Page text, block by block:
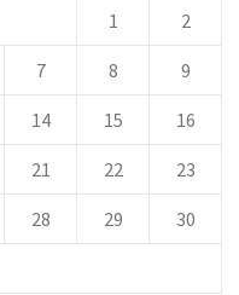
1
2
7 8 9
14 15 16
21 22 23
28 29 30